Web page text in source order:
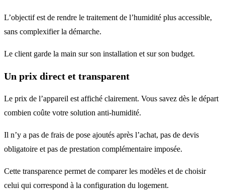
L’objectif est de rendre le traitement de l’humidité plus accessible,
sans complexifier la démarche.
Le client garde la main sur son installation et sur son budget.
Un prix direct et transparent
Le prix de l’appareil est affiché clairement. Vous savez dès le départ
combien coûte votre solution anti-humidité.
Il n’y a pas de frais de pose ajoutés après l’achat, pas de devis
obligatoire et pas de prestation complémentaire imposée.
Cette transparence permet de comparer les modèles et de choisir
celui qui correspond à la configuration du logement.